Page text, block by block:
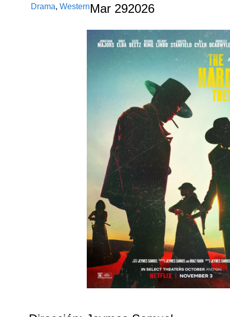
Drama,Western Mar 292026